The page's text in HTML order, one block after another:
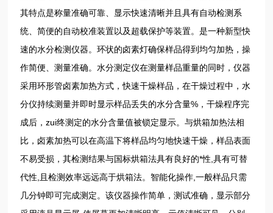
其特点是称量准确可靠、显示快速清晰并且具有自动检测系
统、简便的自动校准装置以及超载保护等装置。是一种新型快
速的水分检测仪器。环状的卤素灯确保样品得到均匀加热，操
作简便、测量准确。水分测定仪在测量样品重量的同时，仪器
采用环形管卤素加热方式，快速干燥样品，在干燥过程中，水
分仪持续测量并即时显示样品丢失的水分含量%，干燥程序完
成后，zui终测定的水分含量值被锁定显示。与烘箱加热法相
比，卤素加热可以在高温下将样品均匀地快速干燥，样品表面
不易受损，其检测结果与国标烘箱法具有良好的*性,具有可替
代性,且检测效率远远高于烘箱法。智能化操作,一般样品只需
几分钟即可完成测定。该仪器操作简单，测试准确，显示部分